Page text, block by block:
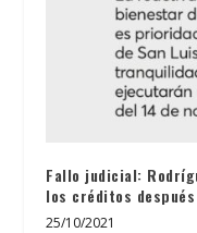
Fallo judicial:
los créditos
25/10/2021